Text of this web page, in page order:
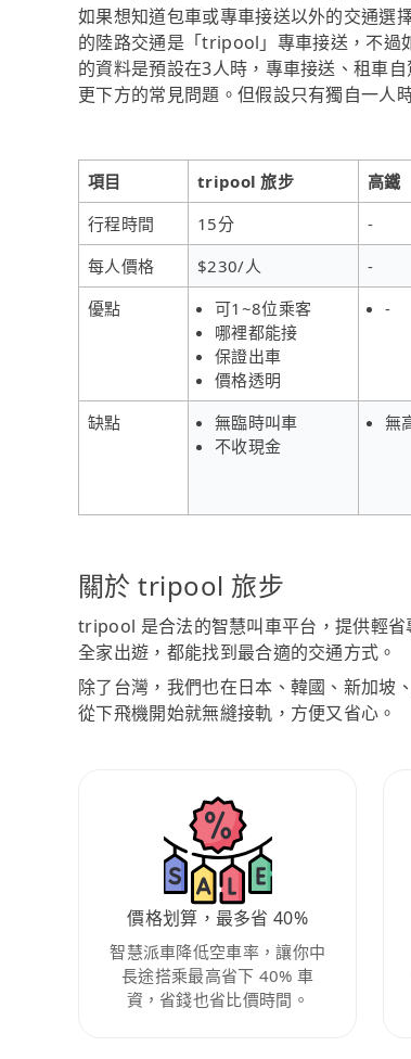
如果想知道包車或專車接送以外的交通
的陸路交通是「tripool」專車接送，不過
的資料是預設在3人時，專車接送、租車
更下方的常見問題。但假設只有獨自一人
項目 tripool 旅步 高鐵
行程時間
15分 -
每人價格
$230/人 -
優點
可1~8位乘客
哪裡都能接
保證出車
價格透明
-
缺點
無臨時叫車
不收現金
無
關於 tripool 旅步
tripool 是合法的智慧叫車平台，提供輕
全家出遊，都能找到最合適的交通方式。
除了台灣，我們也在日本、韓國、新加坡
從下飛機開始就無縫接軌，方便又省心。
價格划算，最多省 40%
智慧派車降低空車率，讓你中
長途搭乘最高省下 40% 車
資，省錢也省比價時間。